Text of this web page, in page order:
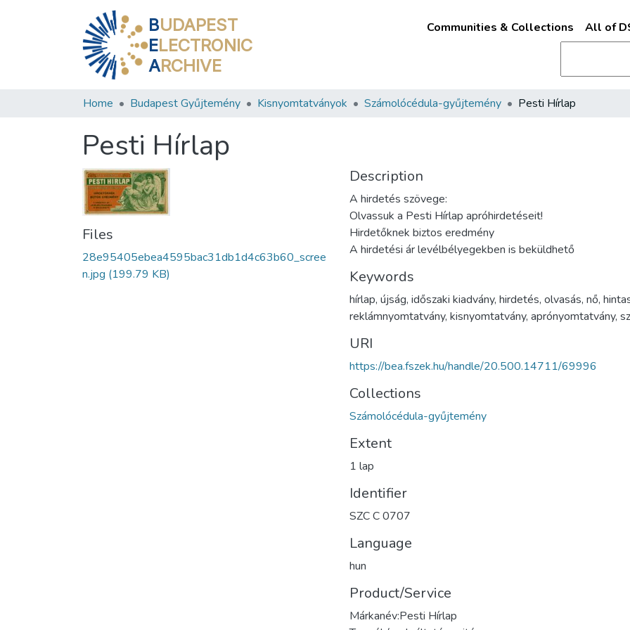
BUDAPEST
ELECTRONIC
ARCHIVE
Communities & Collections All of
Home Budapest Gyűjtemény Kisnyomtatványok Számolócédula-gyűjtemény Pesti Hírlap
Pesti Hírlap
Files
28e95405ebea4595bac31db1d4c63b60_scree
n.jpg (199.79 KB)
Description
A hirdetés szövege:
Olvassuk a Pesti Hírlap apróhirdetéseit!
Hirdetőknek biztos eredmény
A hirdetési ár levélbélyegekben is beküldhető
Keywords
hírlap, újság, időszaki kiadvány, hirdetés, olvasás, nő,
reklámnyomtatvány, kisnyomtatvány, aprónyomtatvány,
URI
https://bea.fszek.hu/handle/20.500.14711/69996
Collections
Számolócédula-gyűjtemény
Extent
1 lap
Identifier
SZC C 0707
Language
hun
Product/Service
Márkanév:Pesti Hírlap